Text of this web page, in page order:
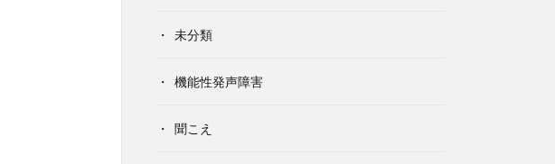
未分類
機能性発声障害
聞こえ